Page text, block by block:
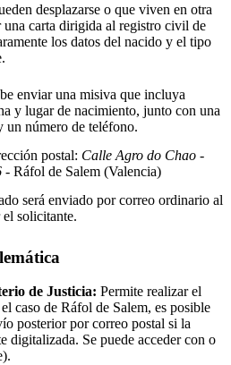
desplazarse o que viven en otra
carta dirigida al registro civil de
los datos del nacido y el tipo
enviar una misiva que incluya
y lugar de nacimiento, junto con una
un número de teléfono.
postal: Calle Agro do Chao -
- Ráfol de Salem (Valencia)
será enviado por correo ordinario al
solicitante.
de Justicia: Permite realizar el
caso de Ráfol de Salem, es posible
posterior por correo postal si la
digitalizada. Se puede acceder con o